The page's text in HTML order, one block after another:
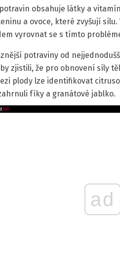
obsahuje látky a
a ovoce, které zvyšují
vyrovnat se s tímto
potraviny od
zjistili, že pro obnovení síly
plody lze identifikovat
fíky a granátové jablko.
ad